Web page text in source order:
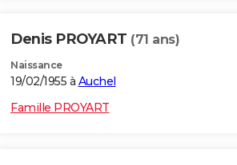
Denis PROYART (71 ans)
Naissance
19/02/1955 à Auchel
Famille PROYART